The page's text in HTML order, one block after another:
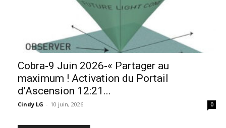
Cobra-9 Juin 2026-« Partager au
maximum ! Activation du Portail
d’Ascension 12:21...
Cindy LG - 10 juin, 2026 0